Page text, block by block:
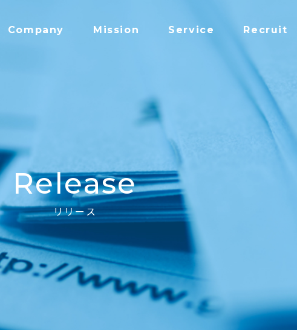
Company Mission Service Recruit
Release
リリース